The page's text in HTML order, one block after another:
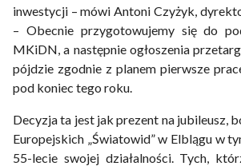
inwestycji – mówi Antoni Czyżyk,
– Obecnie przygotowujemy się do
MKiDN, a następnie ogłoszenia
pójdzie zgodnie z planem pierwsze
pod koniec tego roku.
Decyzja ta jest jak prezent na jubileusz,
Europejskich „Światowid” w Elblągu w
55-lecie swojej działalności. Tych,